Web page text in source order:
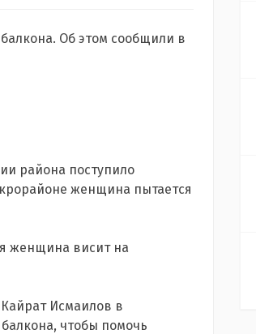
Об этом сообщили в
района поступило
женщина пытается
женщина висит на
Исмаилов в
чтобы помочь